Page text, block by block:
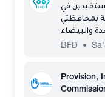
في
بمحافظتي
والبيضاء
BFD
•
Provision,